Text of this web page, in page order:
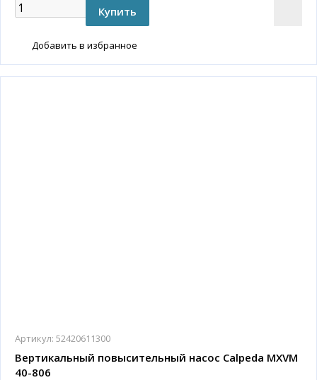
Добавить в избранное
Артикул: 52420611300
Вертикальный повысительный насос Calpeda MXVM
40-806